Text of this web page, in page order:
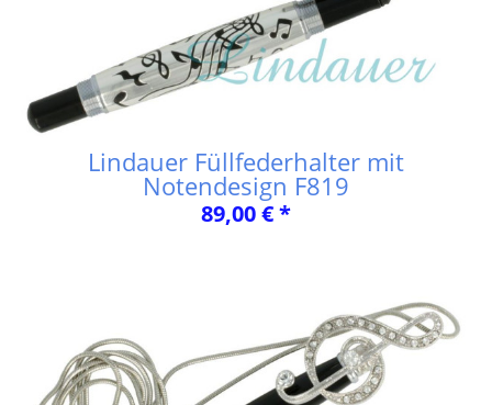
Lindauer Füllfederhalter mit
Notendesign F819
89,00 € *